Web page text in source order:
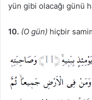
yün gibi olacağı günü
10. (O gün) hiçbir